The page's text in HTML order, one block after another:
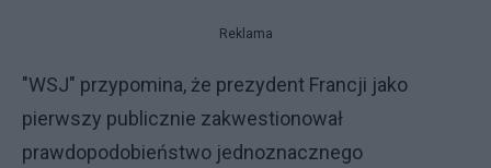
Reklama
"WSJ" przypomina, że prezydent Francji jako
pierwszy publicznie zakwestionował
prawdopodobieństwo jednoznacznego